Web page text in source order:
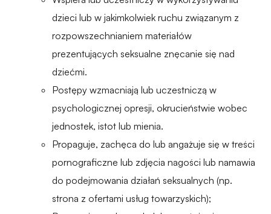
dzieci lub w jakimkolwiek ruchu związanym z
rozpowszechnianiem materiałów
prezentujących seksualne znęcanie się nad
dziećmi.
Postępy wzmacniają lub uczestniczą w
psychologicznej opresji, okrucieństwie wobec
jednostek, istot lub mienia.
Propaguje, zachęca do lub angażuje się w treści
pornograficzne lub zdjęcia nagości lub namawia
do podejmowania działań seksualnych (np.
strona z ofertami usług towarzyskich);